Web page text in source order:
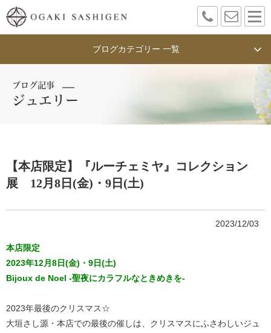
ブログカテゴリー 一覧
ブログ記事
ジュエリー
【本店限定】『ルーチェミヤ』コレクション
展 12月8日(金)・9日(土)
2023/12/03
本店限定
2023年12月8日(金)・9日(土)
Bijoux de Noel -聖夜にカラフルなときめきを-
2023年最後のクリスマス☆
大垣さし源・本店での最後の催しは、クリスマスにふさわしいジュ